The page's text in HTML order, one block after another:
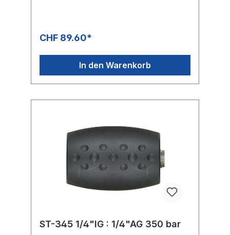
CHF 89.60*
In den Warenkorb
ST-345 1/4"IG : 1/4"AG 350 bar